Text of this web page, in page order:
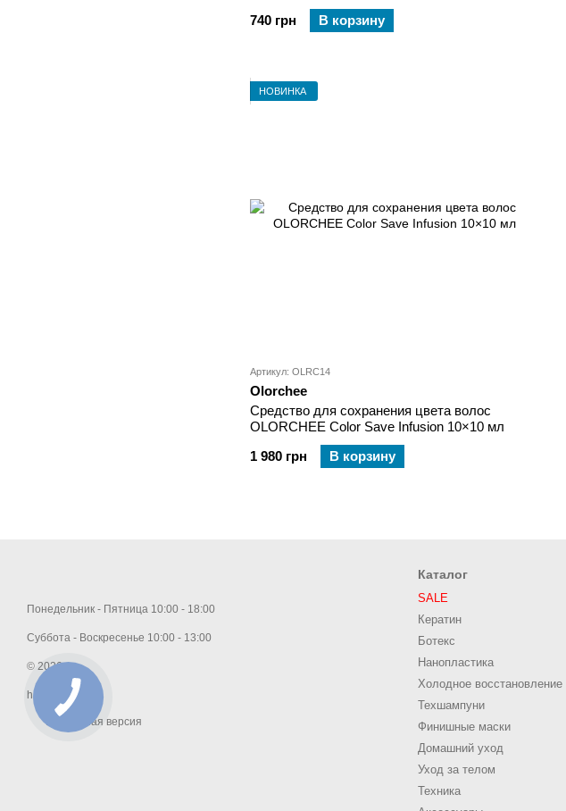
740 грн
В корзину
НОВИНКА
Артикул: OLRC14
Olorchee
Средство для сохранения цвета волос
OLORCHEE Color Save Infusion 10×10 мл
1 980 грн
В корзину
Понедельник - Пятница 10:00 - 18:00
Суббота - Воскресенье 10:00 - 13:00
© 2026
hair.com.ua
Мобильная версия
Каталог
SALE
Кератин
Ботекс
Нанопластика
Холодное восстановление
Техшампуни
Финишные маски
Домашний уход
Уход за телом
Техника